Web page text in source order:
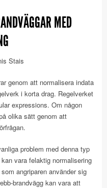
MED
Stais
genom att normalisera indata
i korta drag. Regelverket
expressions. Om någon
olika sätt genom att
problem med denna typ
vara felaktig normalisering
angriparen använder sig
brandvägg kan vara att